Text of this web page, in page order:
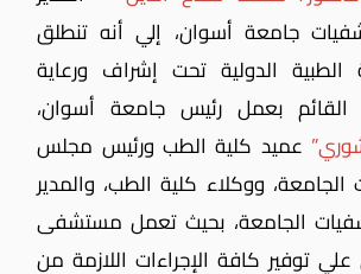
جامعة أسوان، إلي أنه تنطلق
الطبية الدولية تحت إشراف ورعاية
القائم بعمل رئيس جامعة أسوان،
عميد كلية الطب ورئيس مجلس
ووكلاء كلية الطب، والمدير
الجامعة، بحيث تعمل مستشفى
توفير كافة الإجراءات اللازمة من